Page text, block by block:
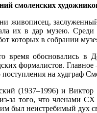
смоленских
живописец,
их в дар музею.
которых в собрании
время обосновались в
формалистов.
на худграф
(1937–1996) и
за того, что членами
был неистребимый дух